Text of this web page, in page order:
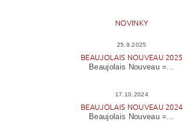
NOVINKY
25.9.2025
BEAUJOLAIS NOUVEAU 2025
Beaujolais Nouveau =...
17.10.2024
BEAUJOLAIS NOUVEAU 2024
Beaujolais Nouveau =...